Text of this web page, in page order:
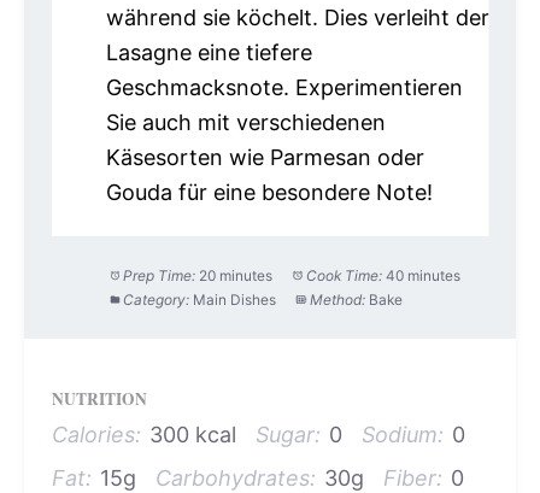
während sie köchelt. Dies verleiht der
Lasagne eine tiefere
Geschmacksnote. Experimentieren
Sie auch mit verschiedenen
Käsesorten wie Parmesan oder
Gouda für eine besondere Note!
Prep Time: 20 minutes Cook Time: 40 minutes
Category: Main Dishes Method: Bake
NUTRITION
Calories: 300 kcal Sugar: 0 Sodium: 0
Fat: 15g Carbohydrates: 30g Fiber: 0